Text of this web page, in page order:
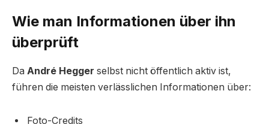
Wie man Informationen über ihn
überprüft
Da André Hegger selbst nicht öffentlich aktiv ist,
führen die meisten verlässlichen Informationen über:
Foto-Credits